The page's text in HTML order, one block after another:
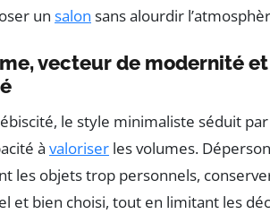
un salon sans alourdir
vecteur de modernité
le style minimaliste séduit
à valoriser les volumes.
les objets trop personnels,
et bien choisi, tout en limitant les